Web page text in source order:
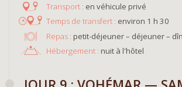
en véhicule privé
environ 1 h 30
Repas : petit-déjeuner – déjeuner –
Hébergement : nuit à l'hôtel